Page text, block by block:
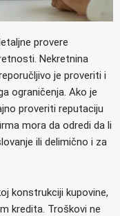
provere
Nekretnina
je proveriti i
ograničenja. Ako je
proveriti reputaciju
mora da odredi da li
ili delimično i za
konstrukciji kupovine,
kredita. Troškovi ne